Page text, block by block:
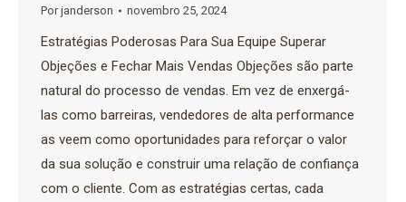
Porjanderson novembro 25, 2024
Estratégias Poderosas Para Sua Equipe Superar
Objeções e Fechar Mais Vendas Objeções são parte
natural do processo de vendas. Em vez de enxergá-
las como barreiras, vendedores de alta performance
as veem como oportunidades para reforçar o valor
da sua solução e construir uma relação de confiança
com o cliente. Com as estratégias certas, cada